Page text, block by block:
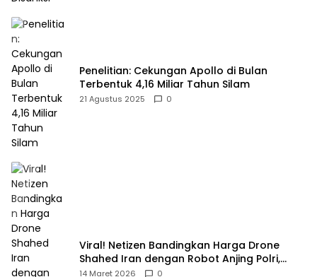
Penelitian: Cekungan Apollo di Bulan
Terbentuk 4,16 Miliar Tahun Silam
21 Agustus 2025 0
Viral! Netizen Bandingkan Harga Drone
Shahed Iran dengan Robot Anjing Polri,
Selisihnya Capai 5 Kali Lipat
14 Maret 2026 0